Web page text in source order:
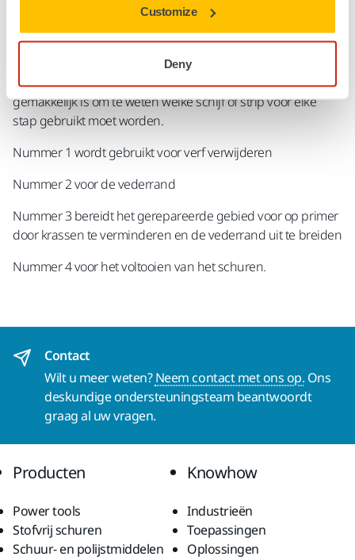
Customize
Deny
is een beslissende factor. Naast het maximaliseren van de
stap ook geoptimaliseerd om perfect samen te werken met
alle andere stappen. Mirka's OSP schuurmiddelen zijn
duidelijk gemarkeerd met nummers, waardoor het
gemakkelijk is om te weten welke schijf of strip voor elke
stap gebruikt moet worden.
Nummer 1 wordt gebruikt voor verf verwijderen
Nummer 2 voor de vederrand
Nummer 3 bereidt het gerepareerde gebied voor op primer
door krassen te verminderen en de vederrand uit te breiden
Nummer 4 voor het voltooien van het schuren.
Contact
Wilt u meer weten?Neem contact met ons op. Ons
deskundige ondersteuningsteam beantwoordt
graag al uw vragen.
Producten
Power tools
Stofvrij schuren
Schuur- en polijstmiddelen
Knowhow
Industrieën
Toepassingen
Oplossingen